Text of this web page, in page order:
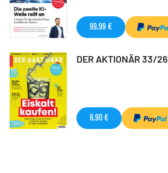
99,99 €
DER AKTIONÄR 33/26
8,90 €